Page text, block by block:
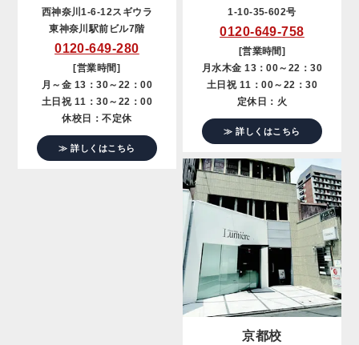
西神奈川1-6-12スギウラ
東神奈川駅前ビル7階
0120-649-280
[営業時間]
月～金 13：30～22：00
土日祝 11：30～22：00
休校日：不定休
≫ 詳しくはこちら
1-10-35-602号
0120-649-758
[営業時間]
月水木金 13：00～22：30
土日祝 11：00～22：30
定休日：火
≫ 詳しくはこちら
京都校